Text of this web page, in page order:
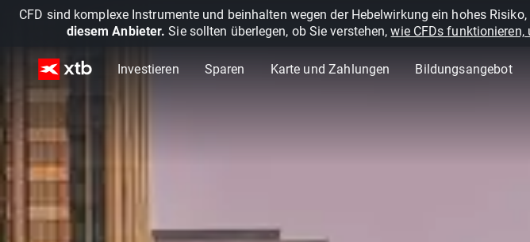
CFD sind komplexe Instrumente und beinhalten wegen der Hebelwirkung ein hohes
diesem Anbieter. Sie sollten überlegen, ob Sie verstehen,wie CFDs funktionieren,
Investieren Sparen Karte und Zahlungen Bildungsangebot